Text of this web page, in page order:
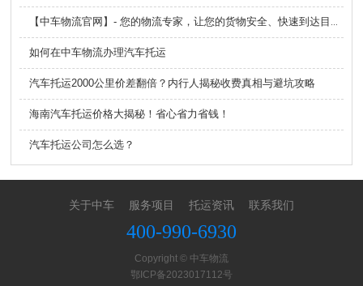
如何在中车物流办理汽车托运
汽车托运2000公里价差翻倍？内行人揭秘收费真相与避坑攻略
海南汽车托运价格大揭秘！省心省力省钱！
汽车托运公司怎么选？
关于中车 服务项目 托运资讯 联系我们
400-990-6930
Copyright © 中车物流
鄂ICP备2023017112号